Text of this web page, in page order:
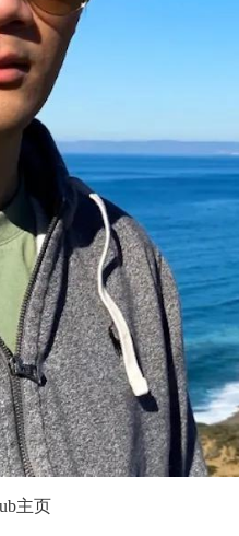
主页